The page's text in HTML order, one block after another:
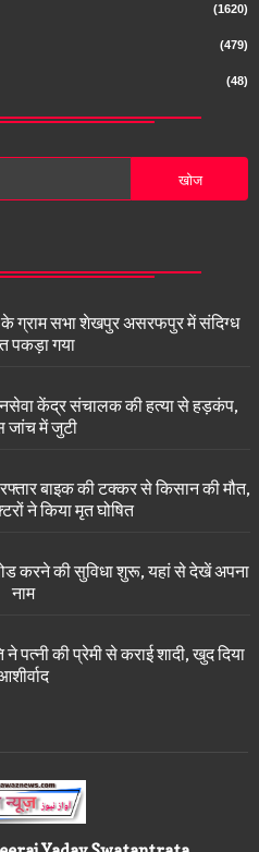
(1620)
(479)
(48)
सभा शेखपुर असरफपुर में संदिग्ध
पकड़ा गया
केंद्र संचालक की हत्या से हड़कंप,
जांच में जुटी
बाइक की टक्कर से किसान की मौत,
ने किया मृत घोषित
करने की सुविधा शुरू, यहां से देखें अपना
नाम
की प्रेमी से कराई शादी, खुद दिया